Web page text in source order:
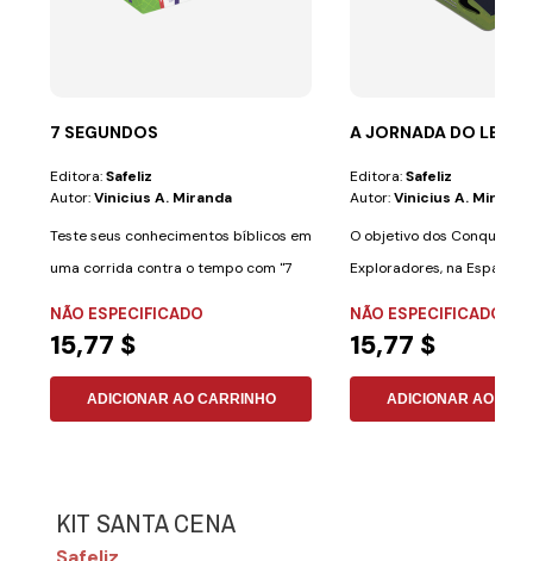
7 SEGUNDOS
Editora:Safeliz
Autor:Vinicius A. Miranda
Teste seus conhecimentos bíblicos em
uma corrida contra o tempo com "7
NÃO ESPECIFICADO
15,77 $
ADICIONAR AO CARRINHO
A JORNADA DO
Editora:Safeliz
Autor:Vinicius A. Miranda
O objetivo dos
Exploradores, na Espanha)
NÃO ESPECIFICADO
15,77 $
ADICIONAR AO
KIT SANTA CENA